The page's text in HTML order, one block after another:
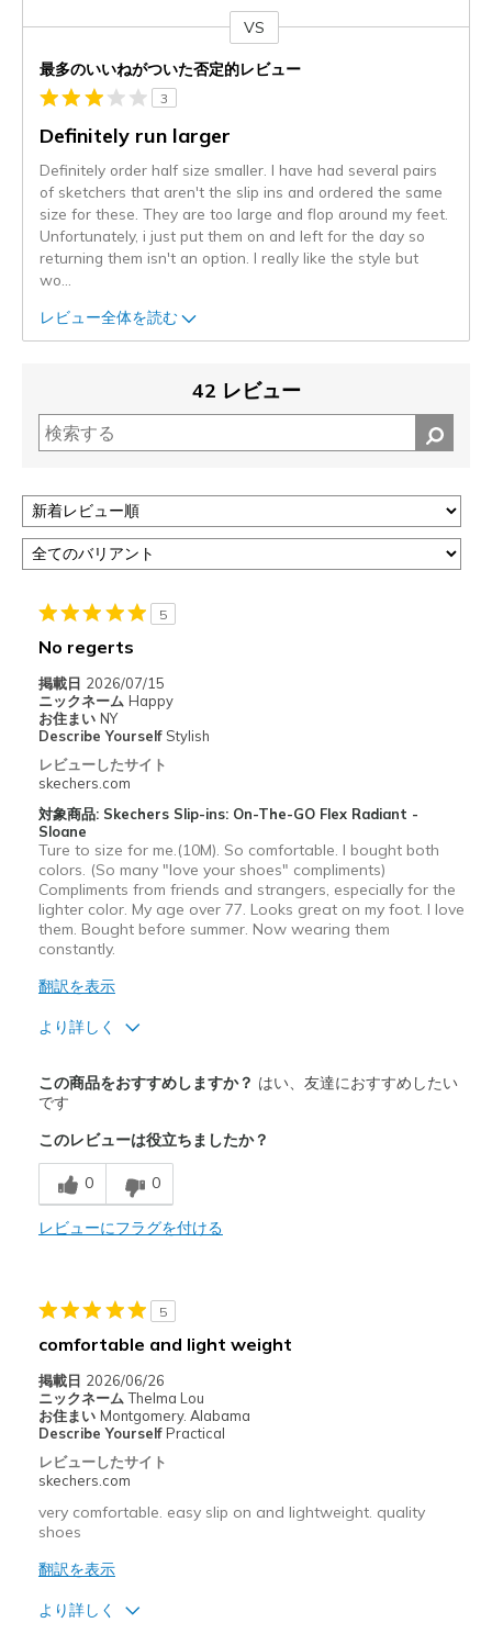
VS
最多のいいねがついた否定的レビュー
3
Definitely run larger
Definitely order half size smaller. I have had several pairs
of sketchers that aren't the slip ins and ordered the same
size for these. They are too large and flop around my feet.
Unfortunately, i just put them on and left for the day so
returning them isn't an option. I really like the style but
wo
レビュー全体を読む
42 レビュー
5
No regerts
掲載日 2026/07/15
ニックネーム Happy
お住まい NY
Describe Yourself Stylish
レビューしたサイト
skechers.com
対象商品: Skechers Slip-ins: On-The-GO Flex Radiant -
Sloane
Ture to size for me.(10M). So comfortable. I bought both
colors. (So many "love your shoes" compliments)
Compliments from friends and strangers, especially for the
lighter color. My age over 77. Looks great on my foot. I love
them. Bought before summer. Now wearing them
constantly.
翻訳を表示
より詳しく
Attractive Design
Breathe Well
Comfortable
Durable
以下に最適
Casual Wear
Going Out
Special Occasions
Travel
Width
Feels true to width
View On Shoes
この商品をおすすめしますか？ はい、友達におすすめしたい
です
このレビューは役立ちましたか？
0 0
レビューにフラグを付ける
5
comfortable and light weight
掲載日 2026/06/26
ニックネーム Thelma Lou
お住まい Montgomery. Alabama
Describe Yourself Practical
レビューしたサイト
skechers.com
very comfortable. easy slip on and lightweight. quality
shoes
翻訳を表示
より詳しく